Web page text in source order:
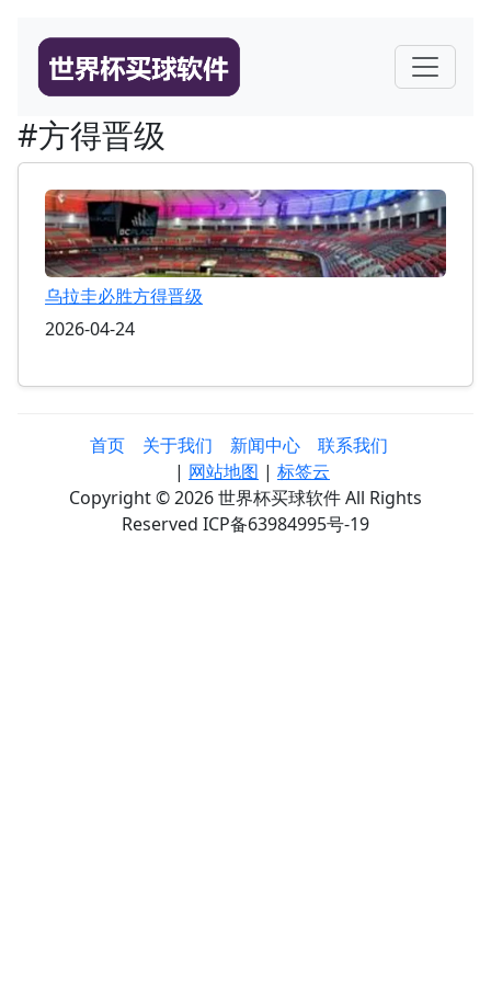
#方得晋级
乌拉圭必胜方得晋级
2026-04-24
首页 关于我们 新闻中心
联系我们
| 网站地图 | 标签云
Copyright © 2026 世界杯买球软件 All Rights
Reserved ICP备63984995号-19